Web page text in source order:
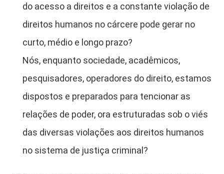
do acesso a direitos e a constante violação de
direitos humanos no cárcere pode gerar no
curto, médio e longo prazo?
Nós, enquanto sociedade, acadêmicos,
pesquisadores, operadores do direito, estamos
dispostos e preparados para tencionar as
relações de poder, ora estruturadas sob o viés
das diversas violações aos direitos humanos
no sistema de justiça criminal?